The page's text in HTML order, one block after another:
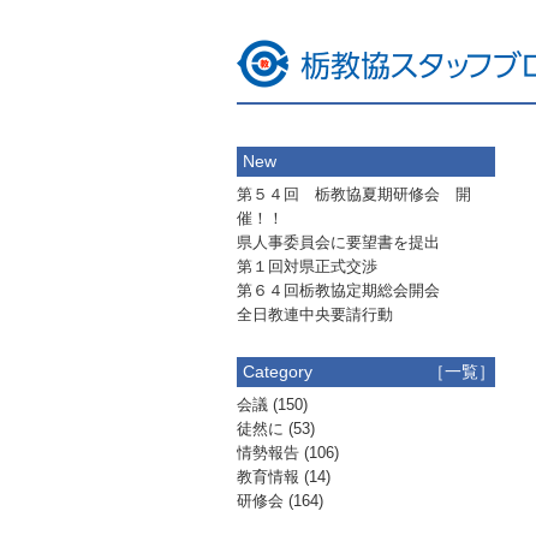
New
第５４回 栃教協夏期研修会 開
催！！
県人事委員会に要望書を提出
第１回対県正式交渉
第６４回栃教協定期総会開会
全日教連中央要請行動
Category ［一覧］
会議 (150)
徒然に (53)
情勢報告 (106)
教育情報 (14)
研修会 (164)